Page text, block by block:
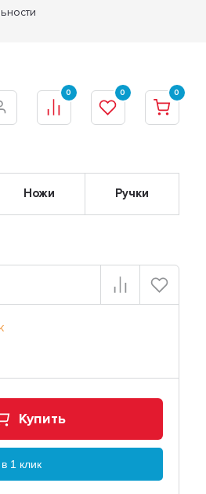
0 0 0
Ножи Ручки
Купить
1 клик